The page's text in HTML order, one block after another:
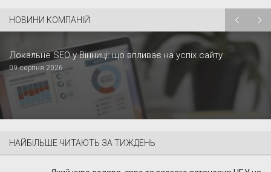
НОВИНИ КОМПАНІЙ
Локальне SEO у Вінниці: що впливає на успіх сайту
09 серпня 2026
НАЙБІЛЬШЕ ЧИТАЮТЬ ЗА ТИЖДЕНЬ